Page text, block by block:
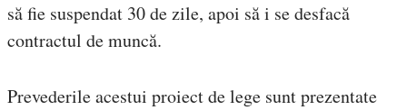
să fie suspendat 30 de zile, apoi să i se desfacă
contractul de muncă.
Prevederile acestui proiect de lege sunt prezentate